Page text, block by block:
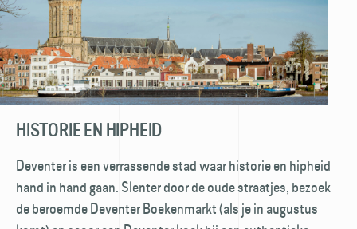
HISTORIE EN HIPHEID
Deventer is een verrassende stad waar historie en hipheid
hand in hand gaan. Slenter door de oude straatjes, bezoek
de beroemde Deventer Boekenmarkt (als je in augustus